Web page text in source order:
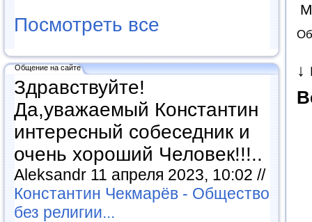
Посмотреть все
Общение на сайте
Здравствуйте!
Да,уважаемый Константин
интересный собеседник и
очень хороший Человек!!!..
Aleksandr 11 апреля 2023, 10:02 //
Константин Чекмарёв - Общество
без религии...